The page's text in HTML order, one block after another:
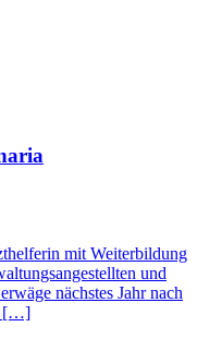
mit Weiterbildung
und
nächstes Jahr nach
[…]